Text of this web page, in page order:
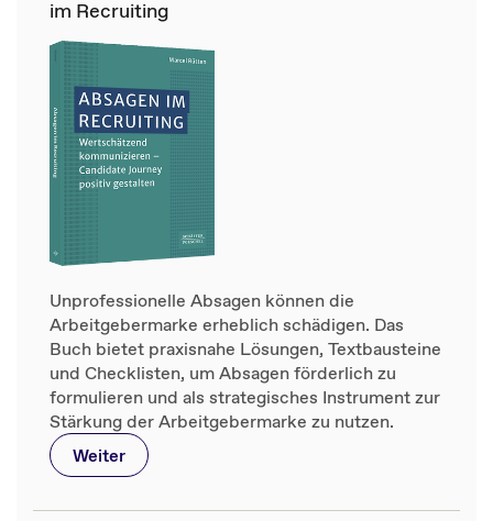
im Recruiting
Unprofessionelle Absagen können die
Arbeitgebermarke erheblich schädigen. Das
Buch bietet praxisnahe Lösungen, Textbausteine
und Checklisten, um Absagen förderlich zu
formulieren und als strategisches Instrument zur
Stärkung der Arbeitgebermarke zu nutzen.
Weiter